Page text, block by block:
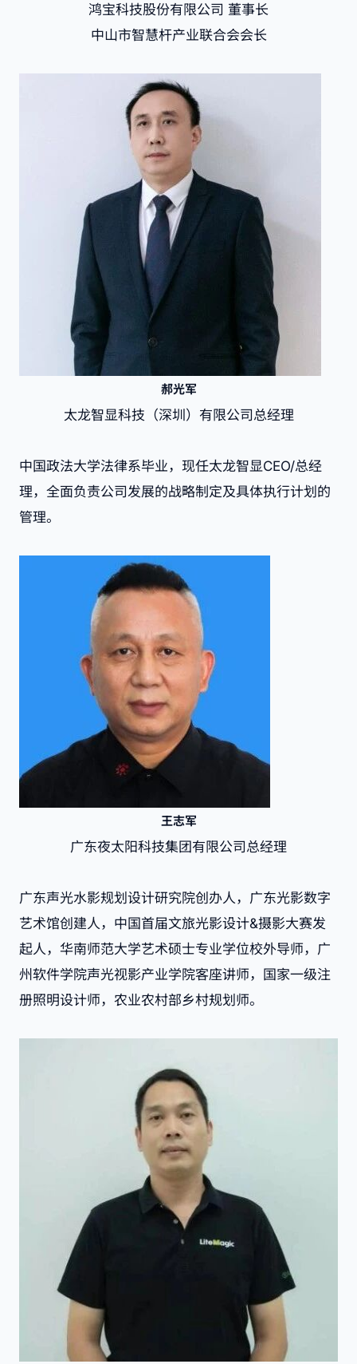
鸿宝科技股份有限公司 董事长
中山市智慧杆产业联合会会长
郝光军
太龙智显科技（深圳）有限公司总经理
中国政法大学法律系毕业，现任太龙智显CEO/总经
理，全面负责公司发展的战略制定及具体执行计划的
管理。
王志军
广东夜太阳科技集团有限公司总经理
广东声光水影规划设计研究院创办人，广东光影数字
艺术馆创建人，中国首届文旅光影设计&摄影大赛发
起人，华南师范大学艺术硕士专业学位校外导师，广
州软件学院声光视影产业学院客座讲师，国家一级注
册照明设计师，农业农村部乡村规划师。